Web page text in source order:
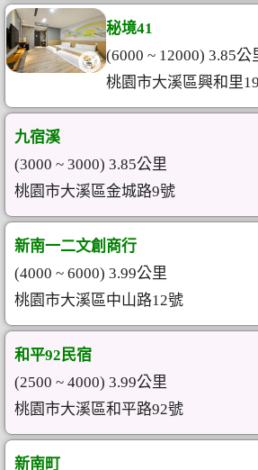
秘境41
(6000 ~ 12000) 3.85公
桃園市大溪區興和里
九宿溪
(3000 ~ 3000) 3.85公里
桃園市大溪區金城路9號
新南一二文創商行
(4000 ~ 6000) 3.99公里
桃園市大溪區中山路12號
和平92民宿
(2500 ~ 4000) 3.99公里
桃園市大溪區和平路92號
新南町